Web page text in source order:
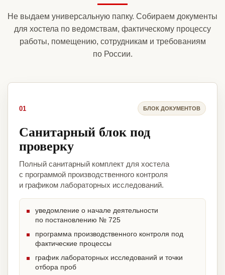
Не выдаем универсальную папку. Собираем документы
для хостела по ведомствам, фактическому процессу
работы, помещению, сотрудникам и требованиям
по России.
01 БЛОК ДОКУМЕНТОВ
Санитарный блок под
проверку
Полный санитарный комплект для хостела
с программой производственного контроля
и графиком лабораторных исследований.
уведомление о начале деятельности
по постановлению № 725
программа производственного контроля под
фактические процессы
график лабораторных исследований и точки
отбора проб